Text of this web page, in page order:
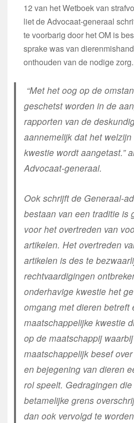
12 van het Wetboek van
liet de Advocaat-generaal
te voorbarig door het OM is
sprake was van
onthouden van de nodige zorg.
“Met het oog op de
geschetst worden in de
rapporten van de
aannemelijk dat het
kwestie wordt aangetast.”
Advocaat-generaal.
Ook schrijft de Generaal-
bestaan van een traditie is
voor het overtreden van
artikelen. Het overtreden
artikelen is des te
rechtvaardigingen
onderhavige kwestie het
omgang met dieren betreft
maatschappelijke kwestie
op de maatschappij
maatschappelijk besef
en bejegening van dieren
rol speelt. Gedragingen
betamelijke grens
dan ook vervolgd te